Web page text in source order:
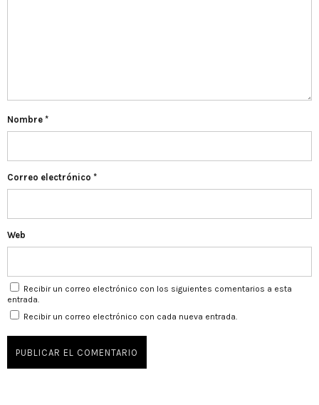
Nombre *
Correo electrónico *
Web
Recibir un correo electrónico con los siguientes comentarios a esta
entrada.
Recibir un correo electrónico con cada nueva entrada.